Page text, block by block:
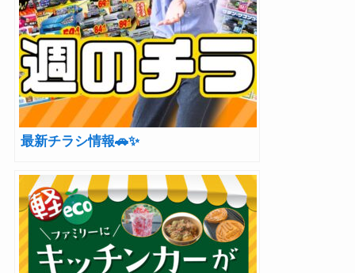
最新チラシ情報🚗✨